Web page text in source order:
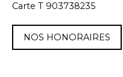
Carte T 903738235
NOS HONORAIRES